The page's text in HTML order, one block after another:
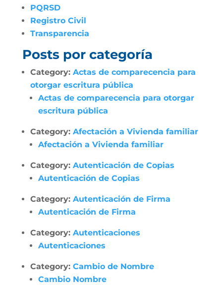
PQRSD
Registro Civil
Transparencia
Posts por categoría
Category: Actas de comparecencia para
otorgar escritura pública
Actas de comparecencia para otorgar
escritura pública
Category: Afectación a Vivienda familiar
Afectación a Vivienda familiar
Category: Autenticación de Copias
Autenticación de Copias
Category: Autenticación de Firma
Autenticación de Firma
Category: Autenticaciones
Autenticaciones
Category: Cambio de Nombre
Cambio Nombre